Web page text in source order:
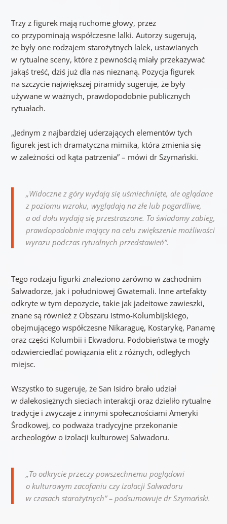
Trzy z figurek mają ruchome głowy, przez
co przypominają współczesne lalki. Autorzy sugerują,
że były one rodzajem starożytnych lalek, ustawianych
w rytualne sceny, które z pewnością miały przekazywać
jakąś treść, dziś już dla nas nieznaną. Pozycja figurek
na szczycie największej piramidy sugeruje, że były
używane w ważnych, prawdopodobnie publicznych
rytuałach.
„Jednym z najbardziej uderzających elementów tych
figurek jest ich dramatyczna mimika, która zmienia się
w zależności od kąta patrzenia” – mówi dr Szymański.
„Widoczne z góry wydają się uśmiechnięte, ale oglądane
z poziomu wzroku, wyglądają na złe lub pogardliwe,
a od dołu wydają się przestraszone. To świadomy zabieg,
prawdopodobnie mający na celu zwiększenie możliwości
wyrazu podczas rytualnych przedstawień”.
Tego rodzaju figurki znaleziono zarówno w zachodnim
Salwadorze, jak i południowej Gwatemali. Inne artefakty
odkryte w tym depozycie, takie jak jadeitowe zawieszki,
znane są również z Obszaru Istmo-Kolumbijskiego,
obejmującego współczesne Nikaraguę, Kostarykę, Panamę
oraz części Kolumbii i Ekwadoru. Podobieństwa te mogły
odzwierciedlać powiązania elit z różnych, odległych
miejsc.
Wszystko to sugeruje, że San Isidro brało udział
w dalekosiężnych sieciach interakcji oraz dzieliło rytualne
tradycje i zwyczaje z innymi społecznościami Ameryki
Środkowej, co podważa tradycyjne przekonanie
archeologów o izolacji kulturowej Salwadoru.
„To odkrycie przeczy powszechnemu poglądowi
o kulturowym zacofaniu czy izolacji Salwadoru
w czasach starożytnych” – podsumowuje dr Szymański.